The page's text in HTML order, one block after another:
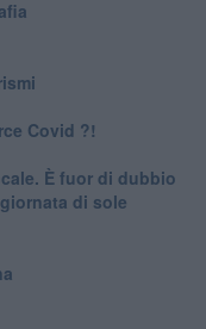
Covid ?!
È fuor di dubbio
di sole